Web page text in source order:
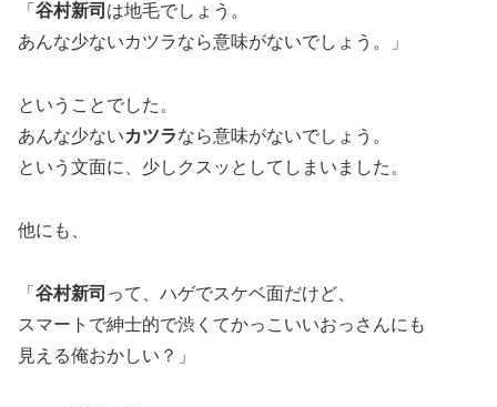
「 谷村新司 は地毛でしょう。
あんな少ないカツラなら意味がないでしょう。」
ということでした。
あんな少ないカツラなら意味がないでしょう。
という文面に、少しクスッとしてしまいました。
他にも、
「 谷村新司 って、ハゲでスケベ面だけど、
スマートで紳士的で渋くてかっこいいおっさんにも
見える俺おかしい？」